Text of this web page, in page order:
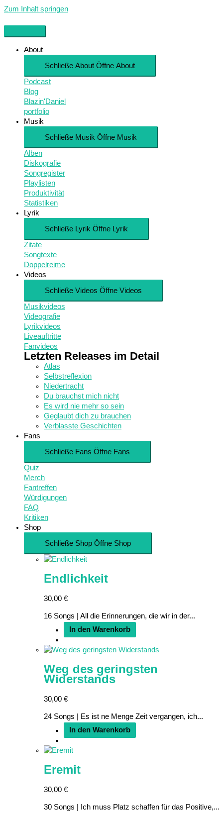
Zum Inhalt springen
About
Schließe About Öffne About
Podcast
Blog
Blazin'Daniel
portfolio
Musik
Schließe Musik Öffne Musik
Alben
Diskografie
Songregister
Playlisten
Produktivität
Statistiken
Lyrik
Schließe Lyrik Öffne Lyrik
Zitate
Songtexte
Doppelreime
Videos
Schließe Videos Öffne Videos
Musikvideos
Videografie
Lyrikvideos
Liveauftritte
Fanvideos
Letzten Releases im Detail
Atlas
Selbstreflexion
Niedertracht
Du brauchst mich nicht
Es wird nie mehr so sein
Geglaubt dich zu brauchen
Verblasste Geschichten
Fans
Schließe Fans Öffne Fans
Quiz
Merch
Fantreffen
Würdigungen
FAQ
Kritiken
Shop
Schließe Shop Öffne Shop
Endlichkeit
30,00 €
16 Songs | All die Erinnerungen, die wir in der...
In den Warenkorb
Weg des geringsten
Widerstands
30,00 €
24 Songs | Es ist ne Menge Zeit vergangen, ich...
In den Warenkorb
Eremit
30,00 €
30 Songs | Ich muss Platz schaffen für das Positive,...